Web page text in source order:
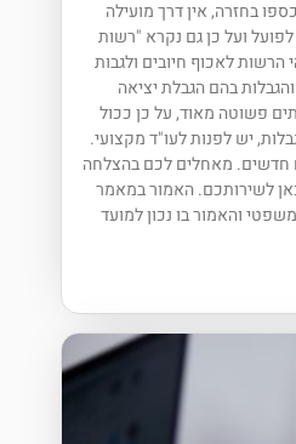
בחזרה, אין דרך מועילה
ועל כן גם נקרא "רשות
הרשות לאכוף חיובים ולגבות
בהם הגבלת יציאה
פשוטה מאוד, על כן ככול
יש לפנות לעו"ד מקצועי.
חדשים. מאחלים לכם בהצלחה
לשירותכם. האמור במאמר
והאמור בו נכון למועד